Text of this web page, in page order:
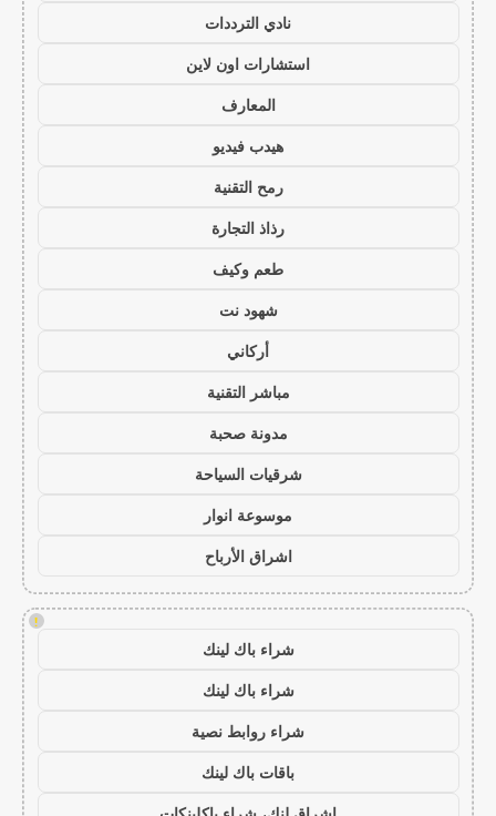
نادي الترددات
استشارات اون لاين
المعارف
هيدب فيديو
رمح التقنية
رذاذ التجارة
طعم وكيف
شهود نت
أركاني
مباشر التقنية
مدونة صحبة
شرقيات السياحة
موسوعة انوار
اشراق الأرباح
!
شراء باك لينك
شراء باك لينك
شراء روابط نصية
باقات باك لينك